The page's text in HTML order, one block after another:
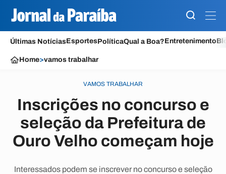
Últimas NotíciasEsportesPolíticaQual a Boa?Entretenimento
Home>vamos trabalhar
VAMOS TRABALHAR
Inscrições no concurso e
seleção da Prefeitura de
Ouro Velho começam hoje
Interessados podem se inscrever no concurso e seleção